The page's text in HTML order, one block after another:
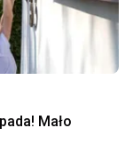
Mało